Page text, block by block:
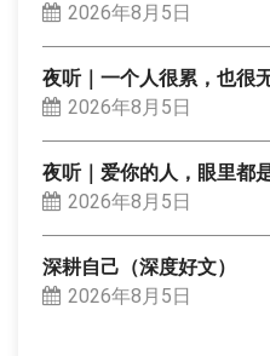
2026年8月5日
夜听｜一个人很累，也很
2026年8月5日
夜听｜爱你的人，眼里都
2026年8月5日
深耕自己（深度好文）
2026年8月5日